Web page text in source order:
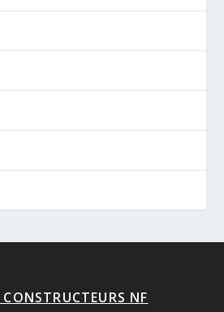
NF